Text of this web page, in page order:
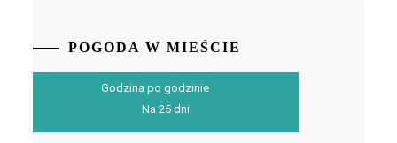
POGODA W MIEŚCIE
Godzina po godzinie
Na 25 dni